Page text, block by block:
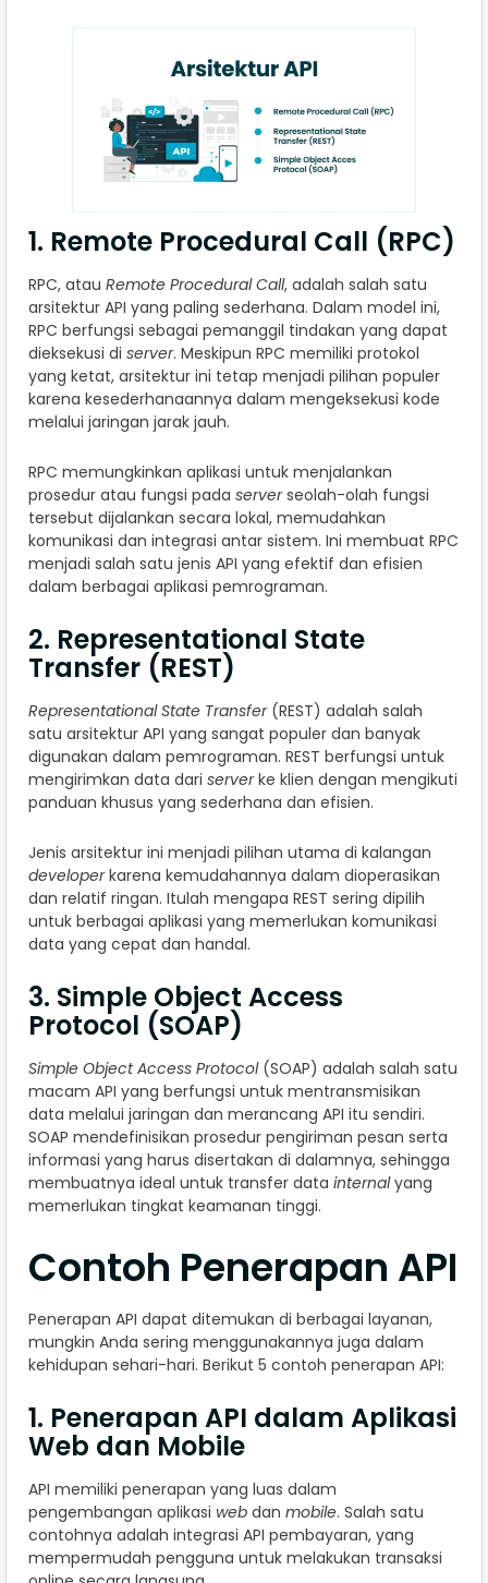
1. Remote Procedural Call (RPC)
RPC, atau Remote Procedural Call, adalah salah satu
arsitektur API yang paling sederhana. Dalam model ini,
RPC berfungsi sebagai pemanggil tindakan yang dapat
dieksekusi di server. Meskipun RPC memiliki protokol
yang ketat, arsitektur ini tetap menjadi pilihan populer
karena kesederhanaannya dalam mengeksekusi kode
melalui jaringan jarak jauh.
RPC memungkinkan aplikasi untuk menjalankan
prosedur atau fungsi pada serverseolah-olah fungsi
tersebut dijalankan secara lokal, memudahkan
komunikasi dan integrasi antar sistem. Ini membuat RPC
menjadi salah satu jenis API yang efektif dan efisien
dalam berbagai aplikasi pemrograman.
2. Representational State
Transfer (REST)
Representational State Transfer(REST) adalah salah
satu arsitektur API yang sangat populer dan banyak
digunakan dalam pemrograman. REST berfungsi untuk
mengirimkan data dari serverke klien dengan mengikuti
panduan khusus yang sederhana dan efisien.
Jenis arsitektur ini menjadi pilihan utama di kalangan
developerkarena kemudahannya dalam dioperasikan
dan relatif ringan. Itulah mengapa REST sering dipilih
untuk berbagai aplikasi yang memerlukan komunikasi
data yang cepat dan handal.
3. Simple Object Access
Protocol (SOAP)
Simple Object Access Protocol(SOAP) adalah salah satu
macam API yang berfungsi untuk mentransmisikan
data melalui jaringan dan merancang API itu sendiri.
SOAP mendefinisikan prosedur pengiriman pesan serta
informasi yang harus disertakan di dalamnya, sehingga
membuatnya ideal untuk transfer data internalyang
memerlukan tingkat keamanan tinggi.
Contoh Penerapan API
Penerapan API dapat ditemukan di berbagai layanan,
mungkin Anda sering menggunakannya juga dalam
kehidupan sehari-hari. Berikut 5 contoh penerapan API:
1. Penerapan API dalam Aplikasi
Web dan Mobile
API memiliki penerapan yang luas dalam
pengembangan aplikasi web dan mobile. Salah satu
contohnya adalah integrasi API pembayaran, yang
mempermudah pengguna untuk melakukan transaksi